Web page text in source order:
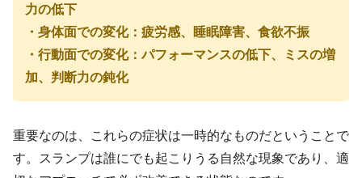
力の低下
・身体面での変化：疲労感、睡眠障害、食欲不振
・行動面での変化：パフォーマンスの低下、ミスの増
加、判断力の鈍化
重要なのは、これらの症状は一時的なものだということで
す。スランプは誰にでも起こりうる自然な現象であり、適